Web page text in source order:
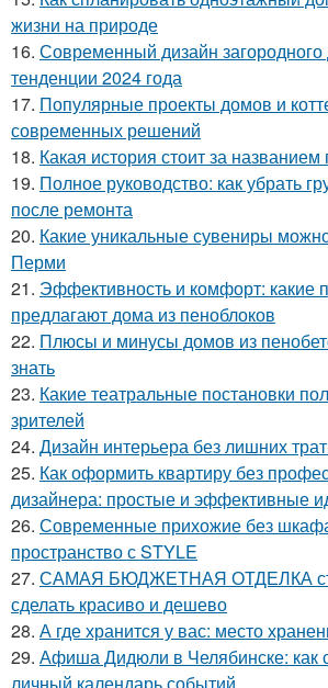
жизни на природе
16. Современный дизайн
тенденции 2024 года
17. Популярные проекты домов и
современных решений
18. Какая история стоит за названием
19. Полное руководство: как убрать
после ремонта
20. Какие уникальные сувениры
Перми
21. Эффективность и комфорт: какие
предлагают дома из пеноблоков
22. Плюсы и минусы домов из
знать
23. Какие театральные постановки
зрителей
24. Дизайн интерьера без лишних
25. Как оформить квартиру без
дизайнера: простые и эффективные
26. Современные прихожие без
пространство с STYLE
27. САМАЯ БЮДЖЕТНАЯ ОТДЕЛКА
сделать красиво и дешево
28. А где хранится у вас: место
29. Афиша Дидюли в Челябинске: как